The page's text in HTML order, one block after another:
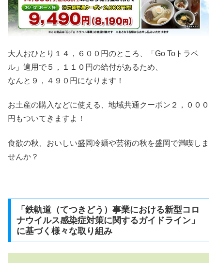
大人おひとり１４，６００円のところ、「Go Toトラベ
ル」適用で５，１１０円の給付があるため、
なんと９，４９０円になります！
お土産の購入などに使える、地域共通クーポン２，０００
円もついてきますよ！
食欲の秋、おいしい盛岡冷麺や芸術の秋を盛岡で満喫しま
せんか？
「鉄軌道（てつきどう）事業における新型コロ
ナウイルス感染症対策に関するガイドライン」
に基づく様々な取り組み